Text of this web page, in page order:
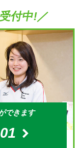
付中!／
できます